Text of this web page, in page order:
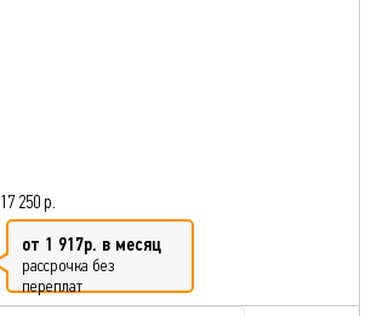
17 250 р.
от 1 917р. в месяц
рассрочка без
переплат